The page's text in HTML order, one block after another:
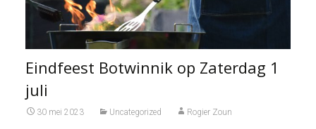
Eindfeest Botwinnik op Zaterdag 1
juli
30 mei 2023 Uncategorized Rogier Zoun